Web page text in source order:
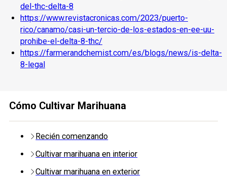
del-thc-delta-8
https://www.revistacronicas.com/2023/puerto-
rico/canamo/casi-un-tercio-de-los-estados-en-ee-uu-
prohibe-el-delta-8-thc/
https://farmerandchemist.com/es/blogs/news/is-delta-
8-legal
Cómo Cultivar Marihuana
Recién comenzando
Cultivar marihuana en interior
Cultivar marihuana en exterior